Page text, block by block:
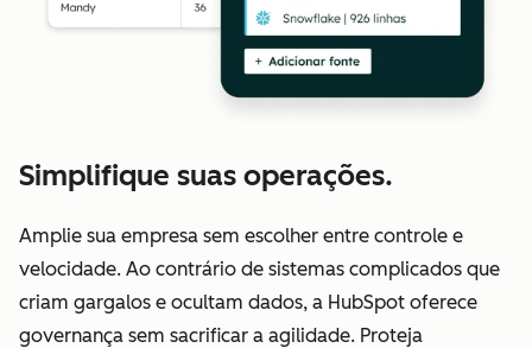
Simplifique suas operações.
Amplie sua empresa sem escolher entre controle e
velocidade. Ao contrário de sistemas complicados que
criam gargalos e ocultam dados, a HubSpot oferece
governança sem sacrificar a agilidade. Proteja